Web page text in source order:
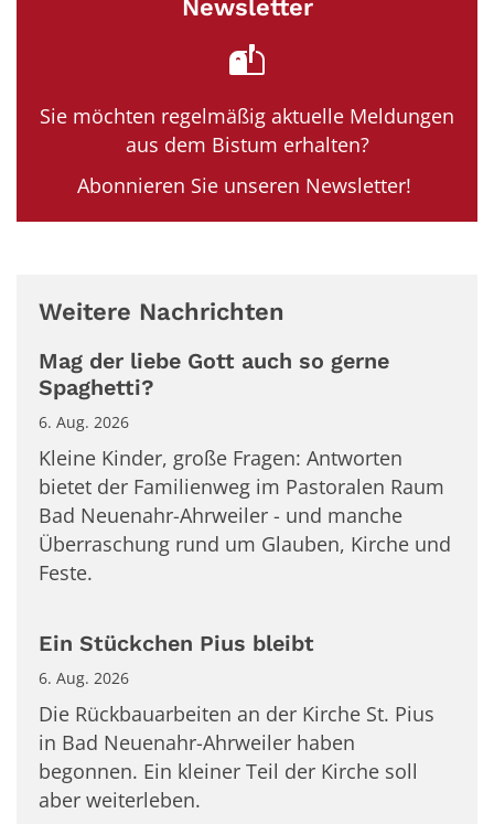
Newsletter
Sie möchten regelmäßig aktuelle Meldungen
aus dem Bistum erhalten?
Abonnieren Sie unseren Newsletter!
Weitere Nachrichten
Mag der liebe Gott auch so gerne
Spaghetti?
6. Aug. 2026
Kleine Kinder, große Fragen: Antworten
bietet der Familienweg im Pastoralen Raum
Bad Neuenahr-Ahrweiler - und manche
Überraschung rund um Glauben, Kirche und
Feste.
Ein Stückchen Pius bleibt
6. Aug. 2026
Die Rückbauarbeiten an der Kirche St. Pius
in Bad Neuenahr-Ahrweiler haben
begonnen. Ein kleiner Teil der Kirche soll
aber weiterleben.